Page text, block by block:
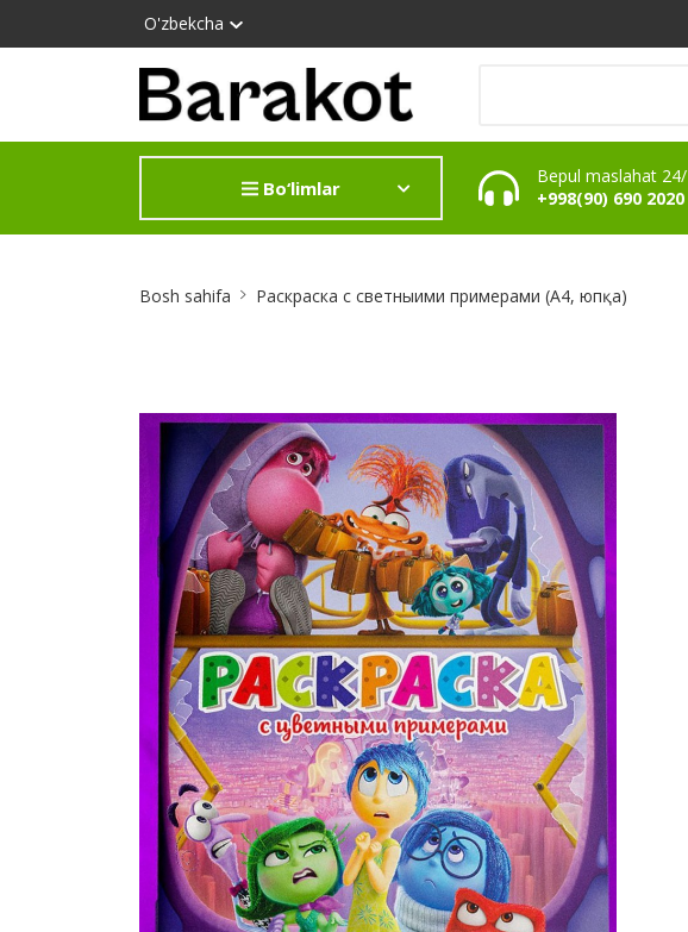
O'zbekcha
Bo‘limlar
Bepul maslahat
+998(90) 690 2020
Bosh sahifa Раскраска с светныими примерами (А4, юпқа)